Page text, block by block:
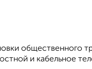
общественного
и кабельное